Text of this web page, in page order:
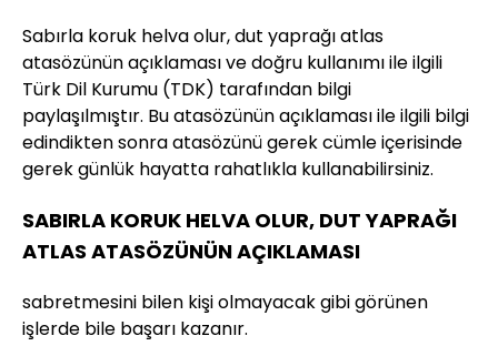
Sabırla koruk helva olur, dut yaprağı atlas
atasözünün açıklaması ve doğru kullanımı ile ilgili
Türk Dil Kurumu (TDK) tarafından bilgi
paylaşılmıştır. Bu atasözünün açıklaması ile ilgili bilgi
edindikten sonra atasözünü gerek cümle içerisinde
gerek günlük hayatta rahatlıkla kullanabilirsiniz.
SABIRLA KORUK HELVA OLUR, DUT YAPRAĞI
ATLAS ATASÖZÜNÜN AÇIKLAMASI
sabretmesini bilen kişi olmayacak gibi görünen
işlerde bile başarı kazanır.